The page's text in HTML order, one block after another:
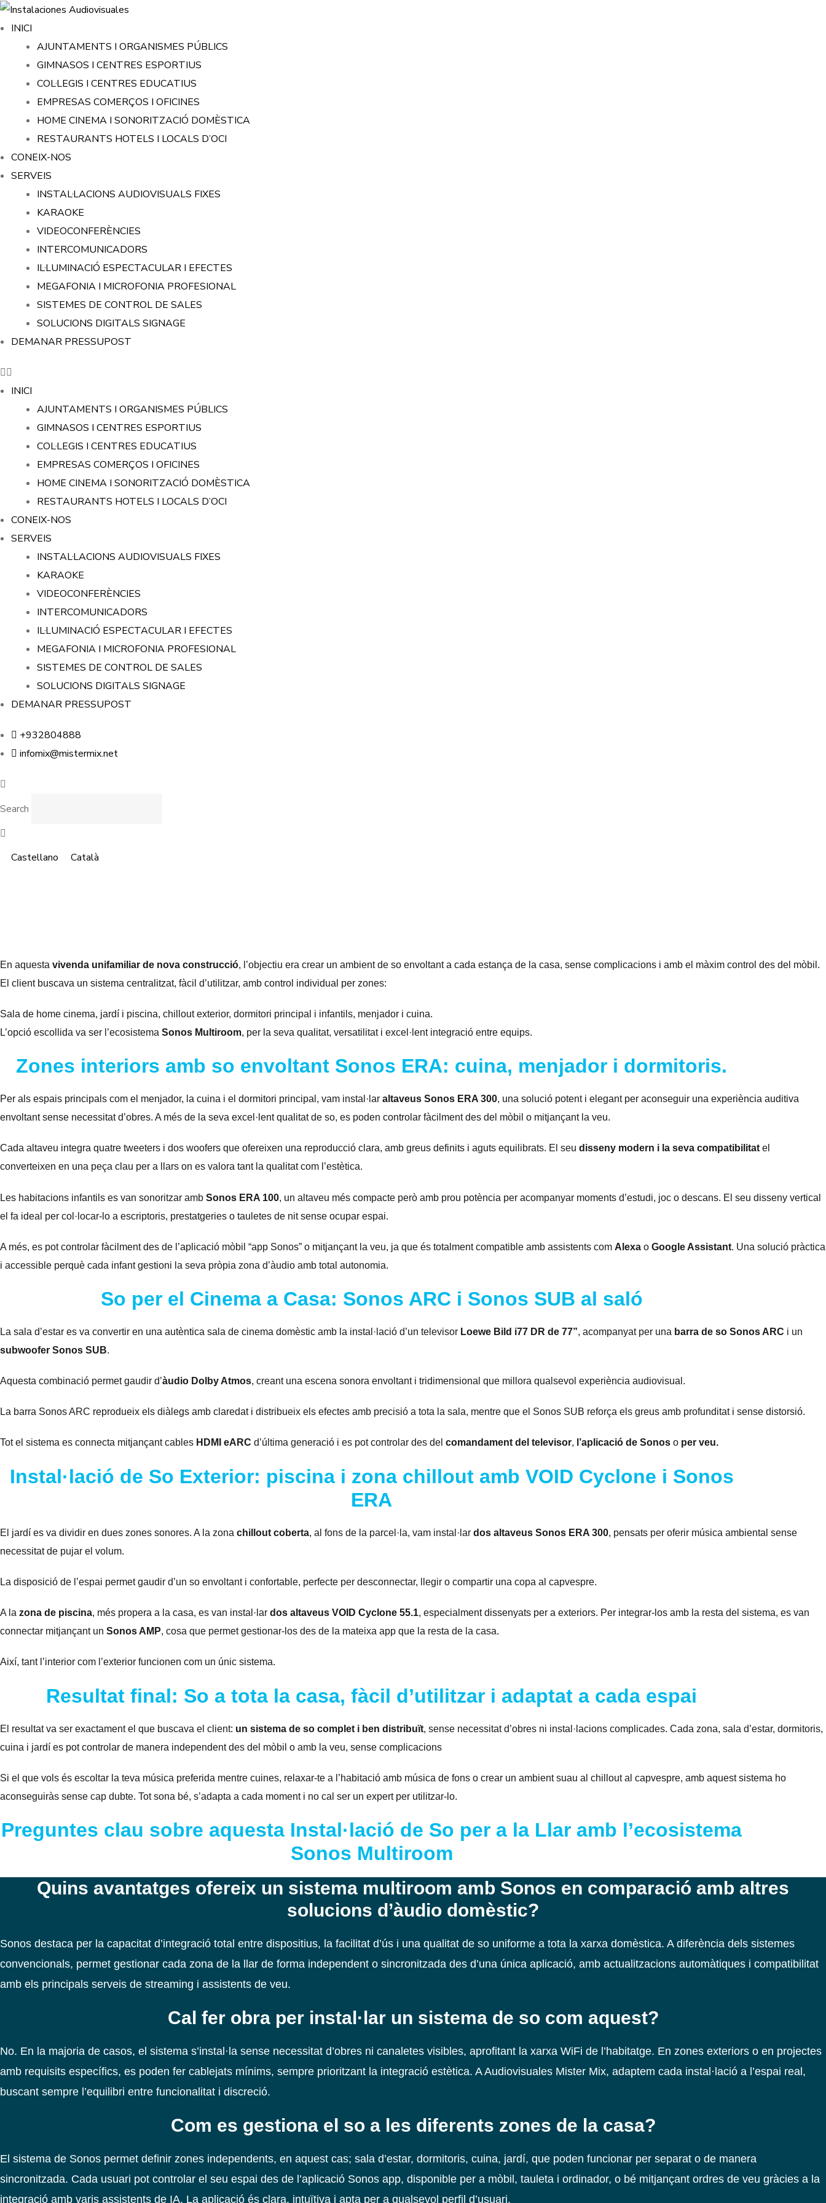
INICI
AJUNTAMENTS I ORGANISMES PÚBLICS
GIMNASOS I CENTRES ESPORTIUS
COL·LEGIS I CENTRES EDUCATIUS
EMPRESAS COMERÇOS I OFICINES
HOME CINEMA I SONORITZACIÓ DOMÈSTICA
RESTAURANTS HOTELS I LOCALS D’OCI
CONEIX-NOS
SERVEIS
INSTAL·LACIONS AUDIOVISUALS FIXES
KARAOKE
VIDEOCONFERÈNCIES
INTERCOMUNICADORS
IL·LUMINACIÓ ESPECTACULAR I EFECTES
MEGAFONIA I MICROFONIA PROFESIONAL
SISTEMES DE CONTROL DE SALES
SOLUCIONS DIGITALS SIGNAGE
DEMANAR PRESSUPOST
INICI
AJUNTAMENTS I ORGANISMES PÚBLICS
GIMNASOS I CENTRES ESPORTIUS
COL·LEGIS I CENTRES EDUCATIUS
EMPRESAS COMERÇOS I OFICINES
HOME CINEMA I SONORITZACIÓ DOMÈSTICA
RESTAURANTS HOTELS I LOCALS D’OCI
CONEIX-NOS
SERVEIS
INSTAL·LACIONS AUDIOVISUALS FIXES
KARAOKE
VIDEOCONFERÈNCIES
INTERCOMUNICADORS
IL·LUMINACIÓ ESPECTACULAR I EFECTES
MEGAFONIA I MICROFONIA PROFESIONAL
SISTEMES DE CONTROL DE SALES
SOLUCIONS DIGITALS SIGNAGE
DEMANAR PRESSUPOST
+932804888
infomix@mistermix.net
Search
Castellano Català
En aquesta vivenda unifamiliar de nova construcció, l’objectiu era crear un ambient de so envoltant a cada estança de la casa, sense complicacions i amb el màxim control des del mòbil.
El client buscava un sistema centralitzat, fàcil d’utilitzar, amb control individual per zones:
Sala de home cinema, jardí i piscina, chillout exterior, dormitori principal i infantils, menjador i cuina.
L’opció escollida va ser l’ecosistema Sonos Multiroom, per la seva qualitat, versatilitat i excel·lent integració entre equips.
Zones interiors amb so envoltant Sonos ERA: cuina, menjador i dormitoris.
Per als espais principals com el menjador, la cuina i el dormitori principal, vam instal·lar altaveus Sonos ERA 300, una solució potent i elegant per aconseguir una experiència auditiva
envoltant sense necessitat d’obres. A més de la seva excel·lent qualitat de so, es poden controlar fàcilment des del mòbil o mitjançant la veu.
Cada altaveu integra quatre tweeters i dos woofers que ofereixen una reproducció clara, amb greus definits i aguts equilibrats. El seu disseny modern i la seva compatibilitat el
converteixen en una peça clau per a llars on es valora tant la qualitat com l’estètica.
Les habitacions infantils es van sonoritzar amb Sonos ERA 100, un altaveu més compacte però amb prou potència per acompanyar moments d’estudi, joc o descans. El seu disseny vertical
el fa ideal per col·locar-lo a escriptoris, prestatgeries o tauletes de nit sense ocupar espai.
A més, es pot controlar fàcilment des de l’aplicació mòbil “app Sonos” o mitjançant la veu, ja que és totalment compatible amb assistents com Alexa o Google Assistant. Una solució pràctica
i accessible perquè cada infant gestioni la seva pròpia zona d’àudio amb total autonomia.
So per el Cinema a Casa: Sonos ARC i Sonos SUB al saló
La sala d’estar es va convertir en una autèntica sala de cinema domèstic amb la instal·lació d’un televisor Loewe Bild i77 DR de 77”, acompanyat per una barra de so Sonos ARC i un
subwoofer Sonos SUB.
Aquesta combinació permet gaudir d’àudio Dolby Atmos, creant una escena sonora envoltant i tridimensional que millora qualsevol experiència audiovisual.
La barra Sonos ARC reprodueix els diàlegs amb claredat i distribueix els efectes amb precisió a tota la sala, mentre que el Sonos SUB reforça els greus amb profunditat i sense distorsió.
Tot el sistema es connecta mitjançant cables HDMI eARC d’última generació i es pot controlar des del comandament del televisor, l’aplicació de Sonos o per veu.
Instal·lació de So Exterior: piscina i zona chillout amb VOID Cyclone i Sonos
ERA
El jardí es va dividir en dues zones sonores. A la zona chillout coberta, al fons de la parcel·la, vam instal·lar dos altaveus Sonos ERA 300, pensats per oferir música ambiental sense
necessitat de pujar el volum.
La disposició de l’espai permet gaudir d’un so envoltant i confortable, perfecte per desconnectar, llegir o compartir una copa al capvespre.
A la zona de piscina, més propera a la casa, es van instal·lar dos altaveus VOID Cyclone 55.1, especialment dissenyats per a exteriors. Per integrar-los amb la resta del sistema, es van
connectar mitjançant un Sonos AMP, cosa que permet gestionar-los des de la mateixa app que la resta de la casa.
Així, tant l’interior com l’exterior funcionen com un únic sistema.
Resultat final: So a tota la casa, fàcil d’utilitzar i adaptat a cada espai
El resultat va ser exactament el que buscava el client: un sistema de so complet i ben distribuït, sense necessitat d’obres ni instal·lacions complicades. Cada zona, sala d’estar, dormitoris,
cuina i jardí es pot controlar de manera independent des del mòbil o amb la veu, sense complicacions
Si el que vols és escoltar la teva música preferida mentre cuines, relaxar-te a l’habitació amb música de fons o crear un ambient suau al chillout al capvespre, amb aquest sistema ho
aconseguiràs sense cap dubte. Tot sona bé, s’adapta a cada moment i no cal ser un expert per utilitzar-lo.
Preguntes clau sobre aquesta Instal·lació de So per a la Llar amb l’ecosistema
Sonos Multiroom
Quins avantatges ofereix un sistema multiroom amb Sonos en comparació amb altres
solucions d’àudio domèstic?
Sonos destaca per la capacitat d’integració total entre dispositius, la facilitat d’ús i una qualitat de so uniforme a tota la xarxa domèstica. A diferència dels sistemes
convencionals, permet gestionar cada zona de la llar de forma independent o sincronitzada des d’una única aplicació, amb actualitzacions automàtiques i compatibilitat
amb els principals serveis de streaming i assistents de veu.
Cal fer obra per instal·lar un sistema de so com aquest?
No. En la majoria de casos, el sistema s’instal·la sense necessitat d’obres ni canaletes visibles, aprofitant la xarxa WiFi de l’habitatge. En zones exteriors o en projectes
amb requisits específics, es poden fer cablejats mínims, sempre prioritzant la integració estètica. A Audiovisuales Mister Mix, adaptem cada instal·lació a l’espai real,
buscant sempre l’equilibri entre funcionalitat i discreció.
Com es gestiona el so a les diferents zones de la casa?
El sistema de Sonos permet definir zones independents, en aquest cas; sala d’estar, dormitoris, cuina, jardí, que poden funcionar per separat o de manera
sincronitzada. Cada usuari pot controlar el seu espai des de l’aplicació Sonos app, disponible per a mòbil, tauleta i ordinador, o bé mitjançant ordres de veu gràcies a la
integració amb varis assistents de IA. La aplicació és clara, intuïtiva i apta per a qualsevol perfil d’usuari.